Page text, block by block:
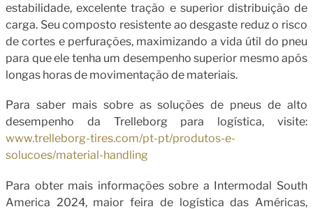
estabilidade, excelente tração e superior distribuição de
carga. Seu composto resistente ao desgaste reduz o risco
de cortes e perfurações, maximizando a vida útil do pneu
para que ele tenha um desempenho superior mesmo após
longas horas de movimentação de materiais.
Para saber mais sobre as soluções de pneus de alto
desempenho da Trelleborg para logística, visite:
www.trelleborg-tires.com/pt-pt/produtos-e-
solucoes/material-handling
Para obter mais informações sobre a Intermodal South
America 2024, maior feira de logística das Américas,